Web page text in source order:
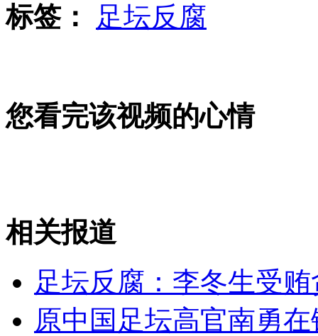
上海：开设男生班应对“阴盛阳衰”
山西运城恶犬咬伤多人 警民合力深夜将其击毙
标签：
足坛反腐
您看完该视频的心情
相关报道
足坛反腐：李冬生受
原中国足坛高官南勇